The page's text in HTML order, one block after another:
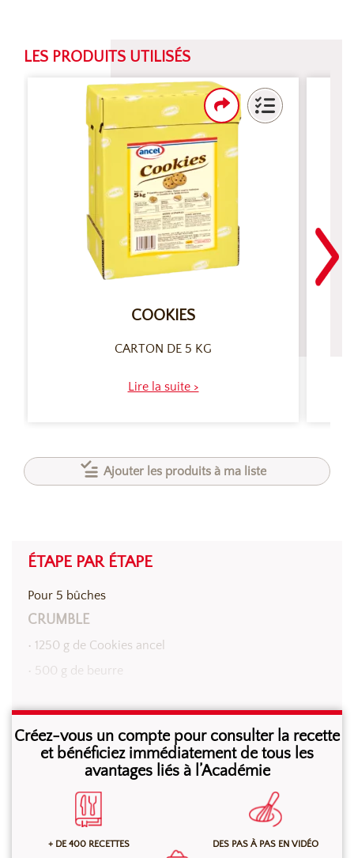
LES PRODUITS UTILISÉS
COOKIES
CARTON DE 5 KG
Lire la suite >
Ajouter les produits à ma liste
ÉTAPE PAR ÉTAPE
Pour 5 bûches
CRUMBLE
• 1250 g de Cookies ancel
• 500 g de beurre
ingrédients jusqu’à obtention d’un crumble. Sur une
plaque recouverte de papier cuisson, répartir le
crumble sur environ 1 cm. Cuire à 180°C environ 15
min en four ventilé ou 20 min en four à sole. Laisser
complètement refroidir.
Créez-vous un compte pour consulter la recette
et bénéficiez immédiatement de tous les
avantages liés à l’Académie
+ DE 400 RECETTES DES PAS À PAS EN VIDÉO